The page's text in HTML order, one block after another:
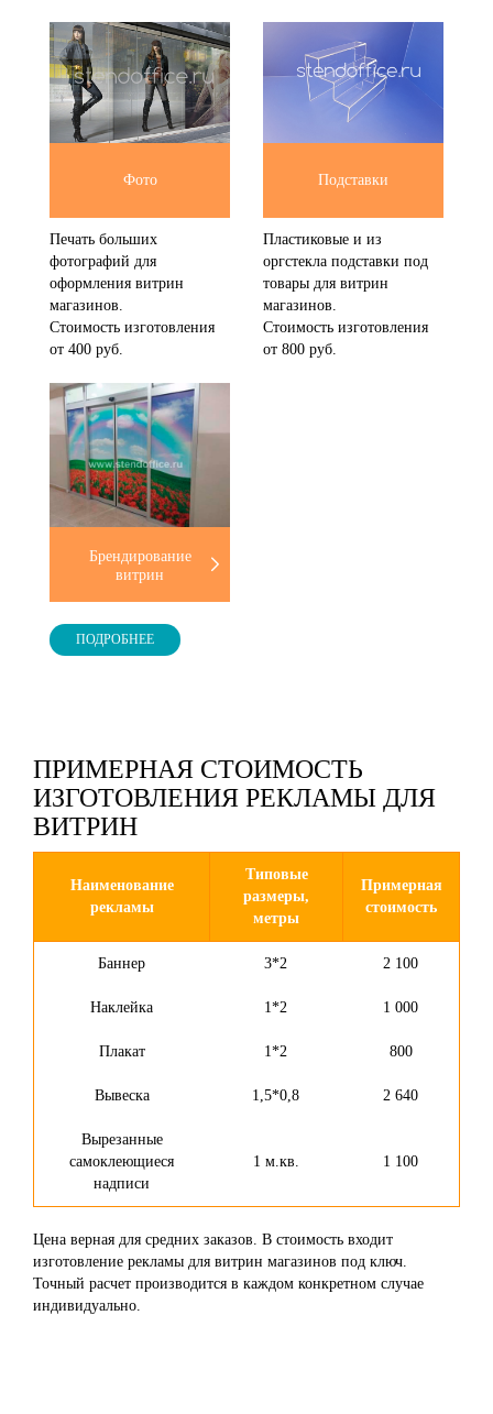
Фото
Печать больших
фотографий для
оформления витрин
магазинов.
Стоимость изготовления
от 400 руб.
Подставки
Пластиковые и из
оргстекла подставки под
товары для витрин
магазинов.
Стоимость изготовления
от 800 руб.
Брендирование
витрин
ПОДРОБНЕЕ
ПРИМЕРНАЯ СТОИМОСТЬ
ИЗГОТОВЛЕНИЯ РЕКЛАМЫ ДЛЯ
ВИТРИН
Наименование
рекламы
Типовые
размеры,
метры
Примерная
стоимость
Баннер 3*2 2 100
Наклейка 1*2 1 000
Плакат 1*2 800
Вывеска 1,5*0,8 2 640
Вырезанные
самоклеющиеся
надписи
1 м.кв. 1 100
Цена верная для средних заказов. В стоимость входит
изготовление рекламы для витрин магазинов под ключ.
Точный расчет производится в каждом конкретном случае
индивидуально.